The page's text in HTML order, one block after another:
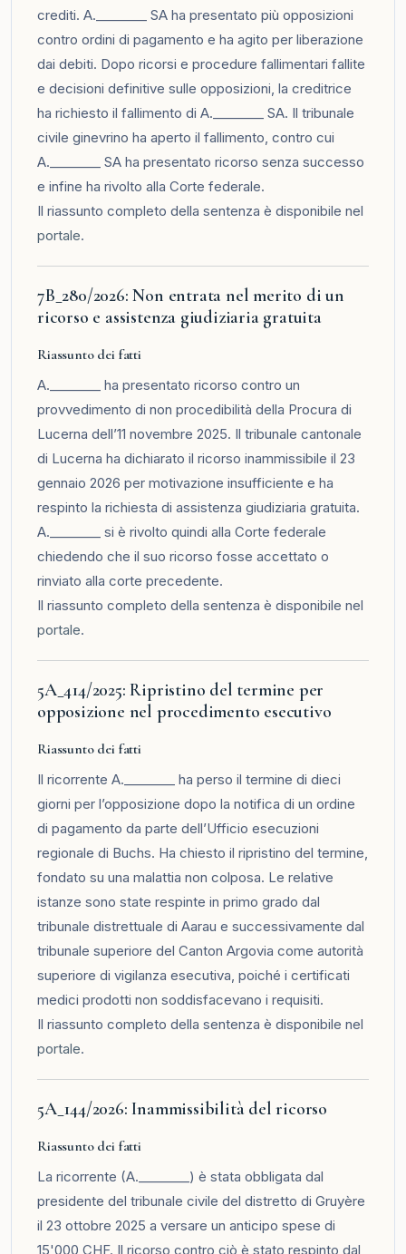
crediti. A.________ SA ha presentato più opposizioni
contro ordini di pagamento e ha agito per liberazione
dai debiti. Dopo ricorsi e procedure fallimentari fallite
e decisioni definitive sulle opposizioni, la creditrice
ha richiesto il fallimento di A.________ SA. Il tribunale
civile ginevrino ha aperto il fallimento, contro cui
A.________ SA ha presentato ricorso senza successo
e infine ha rivolto alla Corte federale.
Il riassunto completo della sentenza è disponibile nel
portale.
7B_280/2026: Non entrata nel merito di un
ricorso e assistenza giudiziaria gratuita
Riassunto dei fatti
A.________ ha presentato ricorso contro un
provvedimento di non procedibilità della Procura di
Lucerna dell’11 novembre 2025. Il tribunale cantonale
di Lucerna ha dichiarato il ricorso inammissibile il 23
gennaio 2026 per motivazione insufficiente e ha
respinto la richiesta di assistenza giudiziaria gratuita.
A.________ si è rivolto quindi alla Corte federale
chiedendo che il suo ricorso fosse accettato o
rinviato alla corte precedente.
Il riassunto completo della sentenza è disponibile nel
portale.
5A_414/2025: Ripristino del termine per
opposizione nel procedimento esecutivo
Riassunto dei fatti
Il ricorrente A.________ ha perso il termine di dieci
giorni per l’opposizione dopo la notifica di un ordine
di pagamento da parte dell’Ufficio esecuzioni
regionale di Buchs. Ha chiesto il ripristino del termine,
fondato su una malattia non colposa. Le relative
istanze sono state respinte in primo grado dal
tribunale distrettuale di Aarau e successivamente dal
tribunale superiore del Canton Argovia come autorità
superiore di vigilanza esecutiva, poiché i certificati
medici prodotti non soddisfacevano i requisiti.
Il riassunto completo della sentenza è disponibile nel
portale.
5A_144/2026: Inammissibilità del ricorso
Riassunto dei fatti
La ricorrente (A.________) è stata obbligata dal
presidente del tribunale civile del distretto di Gruyère
il 23 ottobre 2025 a versare un anticipo spese di
15'000 CHF. Il ricorso contro ciò è stato respinto dal